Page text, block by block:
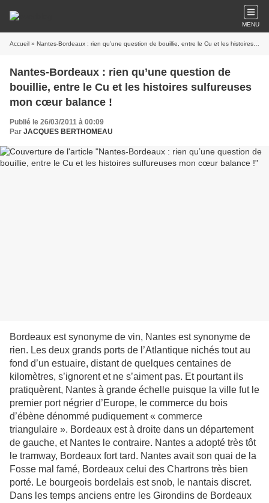
MENU
Accueil » Nantes-Bordeaux : rien qu’une question de bouillie, entre le Cu et les histoires sulfureuses mon cœur balance !
Nantes-Bordeaux : rien qu’une question de
bouillie, entre le Cu et les histoires sulfureuses
mon cœur balance !
Publié le 26/03/2011 à 00:09
Par JACQUES BERTHOMEAU
Bordeaux est synonyme de vin, Nantes est synonyme de
rien. Les deux grands ports de l’Atlantique nichés tout au
fond d’un estuaire, distant de quelques centaines de
kilomètres, s’ignorent et ne s’aiment pas. Et pourtant ils
pratiquèrent, Nantes à grande échelle puisque la ville fut le
premier port négrier d’Europe, le commerce du bois
d’ébène dénommé pudiquement « commerce
triangulaire ». Bordeaux est à droite dans un département
de gauche, et Nantes le contraire. Nantes a adopté très tôt
le tramway, Bordeaux fort tard. Nantes avait son quai de la
Fosse mal famé, Bordeaux celui des Chartrons très bien
porté. Le bourgeois bordelais est snob, le nantais discret.
Dans les temps anciens entre les Girondins de Bordeaux